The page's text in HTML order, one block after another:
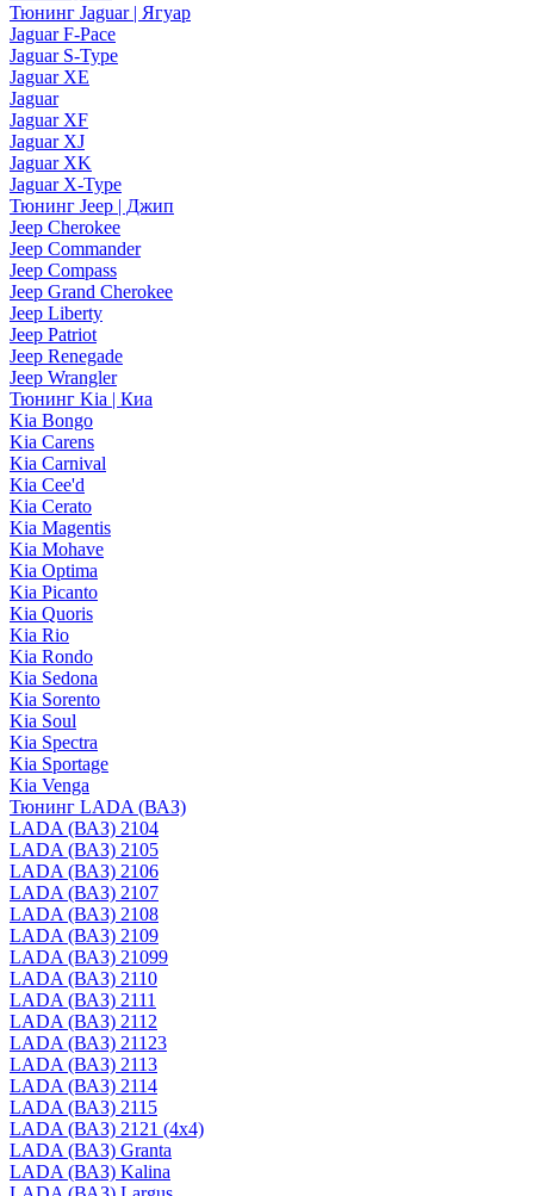
Тюнинг Jaguar | Ягуар
Jaguar F-Pace
Jaguar S-Type
Jaguar XE
Jaguar
Jaguar XF
Jaguar XJ
Jaguar XK
Jaguar X-Type
Тюнинг Jeep | Джип
Jeep Cherokee
Jeep Commander
Jeep Compass
Jeep Grand Cherokee
Jeep Liberty
Jeep Patriot
Jeep Renegade
Jeep Wrangler
Тюнинг Kia | Киа
Kia Bongo
Kia Carens
Kia Carnival
Kia Cee'd
Kia Cerato
Kia Magentis
Kia Mohave
Kia Optima
Kia Picanto
Kia Quoris
Kia Rio
Kia Rondo
Kia Sedona
Kia Sorento
Kia Soul
Kia Spectra
Kia Sportage
Kia Venga
Тюнинг LADA (ВАЗ)
LADA (ВАЗ) 2104
LADA (ВАЗ) 2105
LADA (ВАЗ) 2106
LADA (ВАЗ) 2107
LADA (ВАЗ) 2108
LADA (ВАЗ) 2109
LADA (ВАЗ) 21099
LADA (ВАЗ) 2110
LADA (ВАЗ) 2111
LADA (ВАЗ) 2112
LADA (ВАЗ) 21123
LADA (ВАЗ) 2113
LADA (ВАЗ) 2114
LADA (ВАЗ) 2115
LADA (ВАЗ) 2121 (4x4)
LADA (ВАЗ) Granta
LADA (ВАЗ) Kalina